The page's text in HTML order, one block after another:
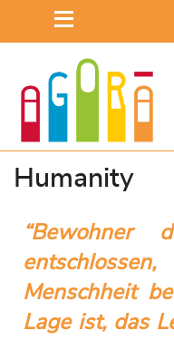
Humanity
Menschheit
Lage ist, das